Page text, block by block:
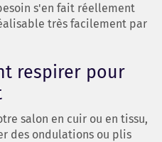
s'en fait réellement
très facilement par
respirer pour
salon en cuir ou en tissu,
des ondulations ou plis